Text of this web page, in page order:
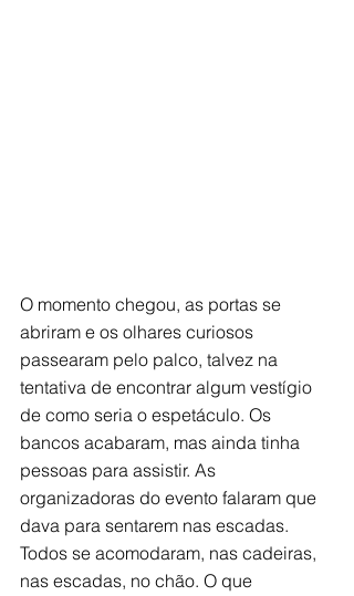
O momento chegou, as portas se
abriram e os olhares curiosos
passearam pelo palco, talvez na
tentativa de encontrar algum vestígio
de como seria o espetáculo. Os
bancos acabaram, mas ainda tinha
pessoas para assistir. As
organizadoras do evento falaram que
dava para sentarem nas escadas.
Todos se acomodaram, nas cadeiras,
nas escadas, no chão. O que